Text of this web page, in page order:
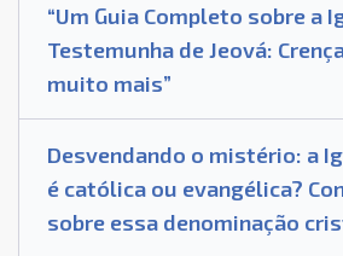
“Um Guia Completo sobre a
Testemunha de Jeová:
muito mais”
Desvendando o mistério: a
é católica ou evangélica?
sobre essa denominação